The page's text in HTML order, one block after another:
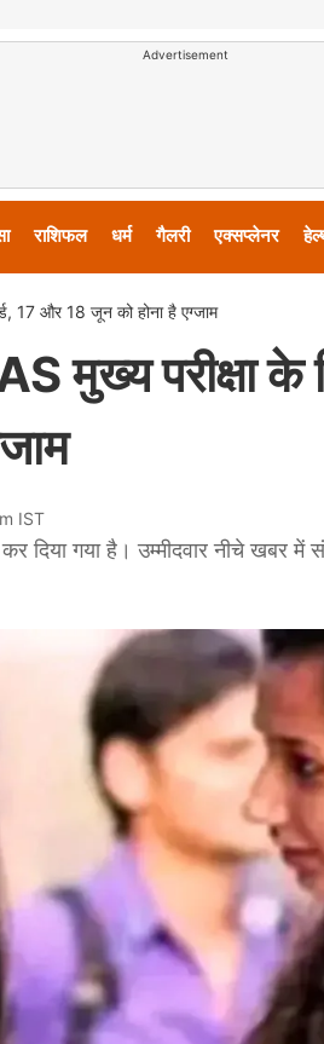
Advertisement
राशिफल धर्म गैलरी एक्सप्लेनर
17 और 18 जून को होना है एग्जाम
मुख्य परीक्षा के
IST
दिया गया है। उम्मीदवार नीचे खबर में